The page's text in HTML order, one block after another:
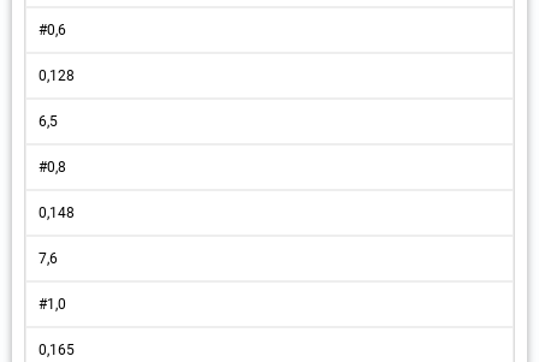
#0,6
0,128
6,5
#0,8
0,148
7,6
#1,0
0,165